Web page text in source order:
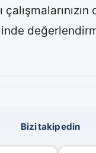
Bizi takip edin